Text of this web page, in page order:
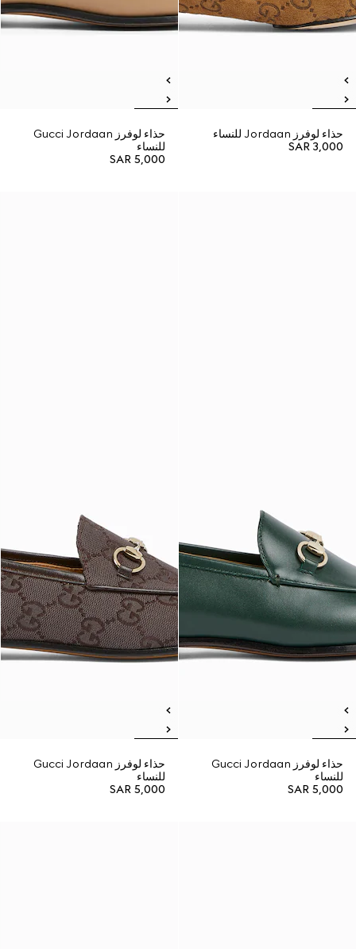
حذاء لوفرز Jordaan للنساء
SAR 3,000
حذاء لوفرز Gucci Jordaan
للنساء
SAR 5,000
حذاء لوفرز Gucci Jordaan
للنساء
SAR 5,000
حذاء لوفرز Gucci Jordaan
للنساء
SAR 5,000